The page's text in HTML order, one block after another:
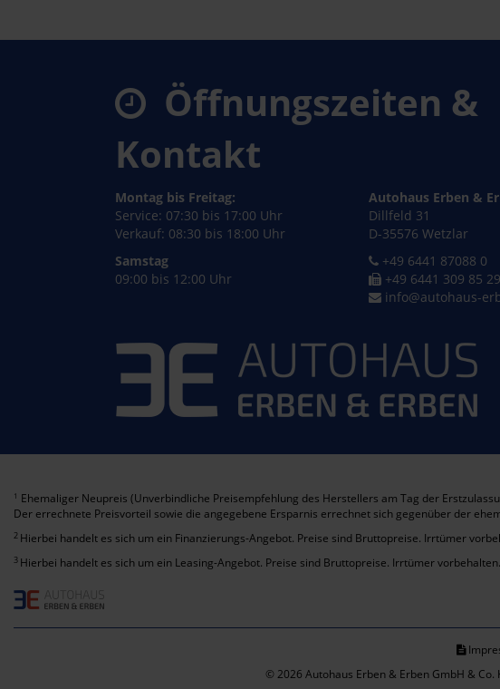
Öffnungszeiten &
Kontakt
Montag bis Freitag:
Service: 07:30 bis 17:00 Uhr
Verkauf: 08:30 bis 18:00 Uhr
Samstag
09:00 bis 12:00 Uhr
Autohaus Erben &
Dillfeld 31
D-35576 Wetzlar
+49 6441 87088 0
+49 6441 309 85 29
info@autohaus-
1 Ehemaliger Neupreis (Unverbindliche Preisempfehlung des Herstellers am Tag der
Der errechnete Preisvorteil sowie die angegebene Ersparnis errechnet sich gegenüber der
2 Hierbei handelt es sich um ein Finanzierungs-Angebot. Preise sind Bruttopreise. Irrtümer
3 Hierbei handelt es sich um ein Leasing-Angebot. Preise sind Bruttopreise. Irrtümer vorbehalten.
© 2026 Autohaus Erben & Erben GmbH &